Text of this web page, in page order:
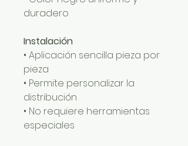
duradero
Instalación
• Aplicación sencilla pieza por
pieza
• Permite personalizar la
distribución
• No requiere herramientas
especiales